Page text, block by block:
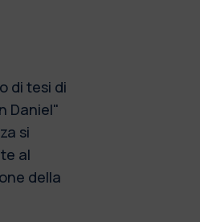
di tesi di
Daniel"
si
al
della